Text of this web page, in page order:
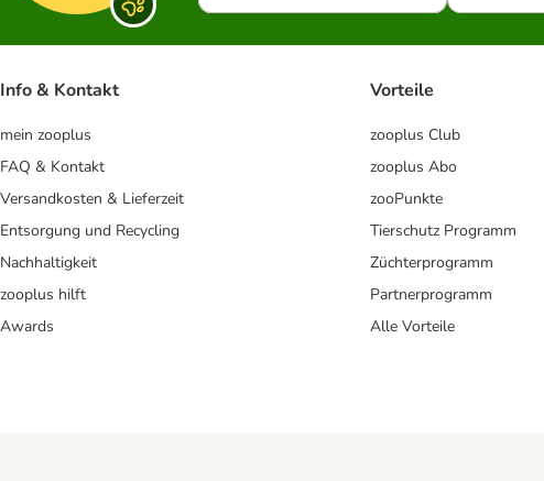
Info & Kontakt
mein zooplus
FAQ & Kontakt
Versandkosten & Lieferzeit
Entsorgung und Recycling
Nachhaltigkeit
zooplus hilft
Awards
Vorteile
zooplus Club
zooplus Abo
zooPunkte
Tierschutz Programm
Züchterprogramm
Partnerprogramm
Alle Vorteile